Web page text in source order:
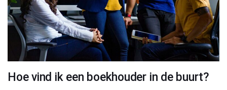
Hoe vind ik een boekhouder in de buurt?